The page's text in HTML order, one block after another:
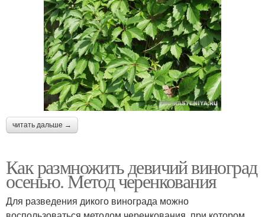
читать дальше →
Как размножить девичий виноград
осенью. Метод черенкования
Для разведения дикого винограда можно